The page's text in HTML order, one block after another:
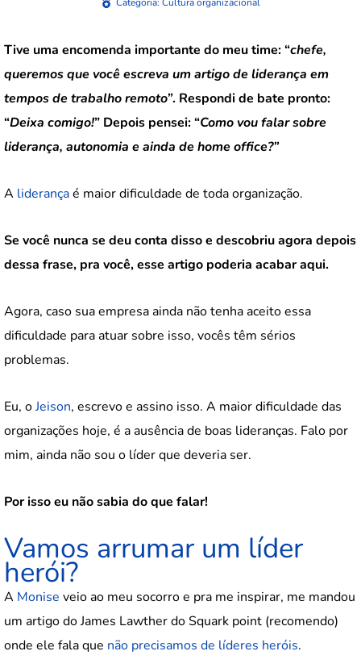
Tive uma encomenda importante do meu time: “chefe,
queremos que você escreva um artigo de liderança em
tempos de trabalho remoto”. Respondi de bate pronto:
“Deixa comigo!” Depois pensei: “Como vou falar sobre
liderança, autonomia e ainda de home office?”
A liderançaé maior dificuldade de toda organização.
Se você nunca se deu conta disso e descobriu agora depois
dessa frase, pra você, esse artigo poderia acabar aqui.
Agora, caso sua empresa ainda não tenha aceito essa
dificuldade para atuar sobre isso, vocês têm sérios
problemas.
Eu, oJeison, escrevo e assino isso. A maior dificuldade das
organizações hoje, é a ausência de boas lideranças. Falo por
mim, ainda não sou o líder que deveria ser.
Por isso eu não sabia do que falar!
Vamos arrumar um líder
herói?
A Monise veio ao meu socorro e pra me inspirar, me mandou
um artigo do James Lawther do Squark point (recomendo)
onde ele fala que não precisamos de líderes heróis.